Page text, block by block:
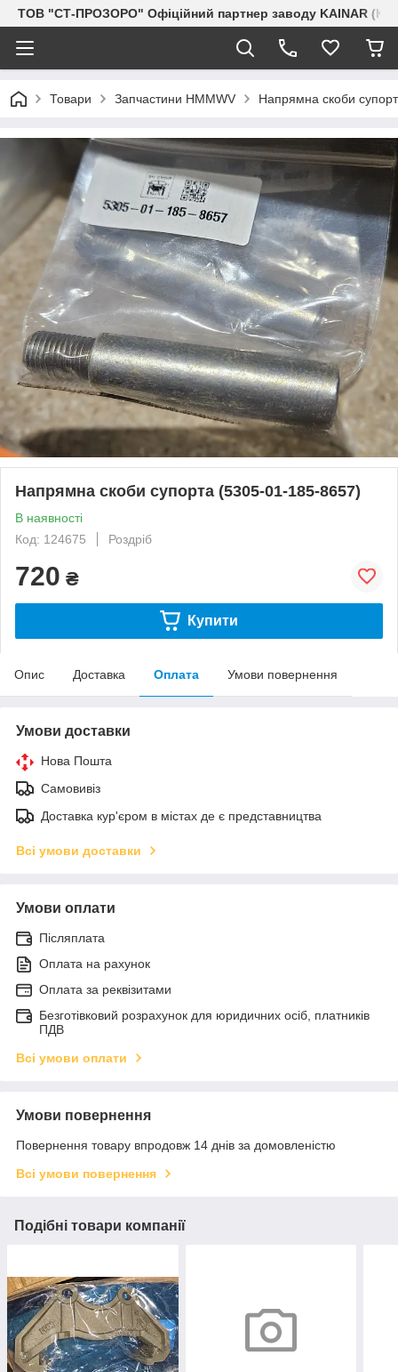
ТОВ "СТ-ПРОЗОРО" Офіційний партнер заводу KAINAR
Товари Запчастини HMMWV Напрямна скоби
Напрямна скоби супорта (5305-01-185-8657)
В наявності
Код: 124675
Роздріб
720 ₴
Купити
Опис Доставка Оплата Умови повернення
Умови доставки
Нова Пошта
Самовивіз
Доставка кур'єром в містах де є представництва
Всі умови доставки
Умови оплати
Післяплата
Оплата на рахунок
Оплата за реквізитами
Безготівковий розрахунок для юридичних осіб, платників
ПДВ
Всі умови оплати
Умови повернення
Повернення товару впродовж 14 днів за домовленістю
Всі умови повернення
Подібні товари компанії